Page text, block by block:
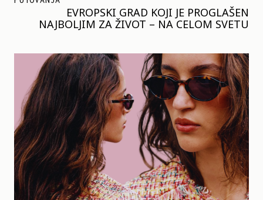
EVROPSKI GRAD KOJI JE PROGLAŠEN
NAJBOLJIM ZA ŽIVOT – NA CELOM SVETU